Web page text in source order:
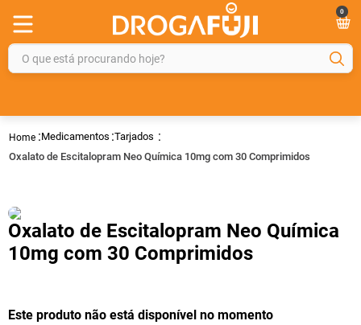
0
O que está procurando hoje?
Medicamentos Tarjados
Oxalato de Escitalopram Neo Química 10mg com 30 Comprimidos
Oxalato de Escitalopram Neo Química
10mg com 30 Comprimidos
Este produto não está disponível no momento
2º
gelmax
4º
5º
protetor solar
6º
shampoo
8º
fraldas geriátricas